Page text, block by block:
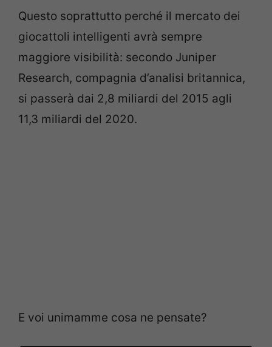
Questo soprattutto perché il mercato dei
giocattoli intelligenti avrà sempre
maggiore visibilità: secondo Juniper
Research, compagnia d’analisi britannica,
si passerà dai 2,8 miliardi del 2015 agli
11,3 miliardi del 2020.
E voi unimamme cosa ne pensate?